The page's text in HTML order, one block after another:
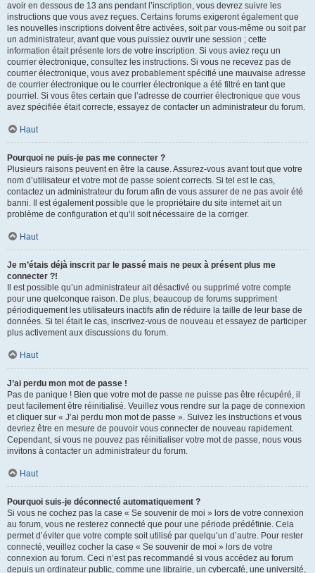
avoir en dessous de 13 ans pendant l’inscription, vous devrez suivre les
instructions que vous avez reçues. Certains forums exigeront également que
les nouvelles inscriptions doivent être activées, soit par vous-même ou soit par
un administrateur, avant que vous puissiez ouvrir une session ; cette
information était présente lors de votre inscription. Si vous aviez reçu un
courrier électronique, consultez les instructions. Si vous ne recevez pas de
courrier électronique, vous avez probablement spécifié une mauvaise adresse
de courrier électronique ou le courrier électronique a été filtré en tant que
pourriel. Si vous êtes certain que l’adresse de courrier électronique que vous
avez spécifiée était correcte, essayez de contacter un administrateur du forum.
Haut
Pourquoi ne puis-je pas me connecter ?
Plusieurs raisons peuvent en être la cause. Assurez-vous avant tout que votre
nom d’utilisateur et votre mot de passe soient corrects. Si tel est le cas,
contactez un administrateur du forum afin de vous assurer de ne pas avoir été
banni. Il est également possible que le propriétaire du site internet ait un
problème de configuration et qu’il soit nécessaire de la corriger.
Haut
Je m’étais déjà inscrit par le passé mais ne peux à présent plus me
connecter ?!
Il est possible qu’un administrateur ait désactivé ou supprimé votre compte
pour une quelconque raison. De plus, beaucoup de forums suppriment
périodiquement les utilisateurs inactifs afin de réduire la taille de leur base de
données. Si tel était le cas, inscrivez-vous de nouveau et essayez de participer
plus activement aux discussions du forum.
Haut
J’ai perdu mon mot de passe !
Pas de panique ! Bien que votre mot de passe ne puisse pas être récupéré, il
peut facilement être réinitialisé. Veuillez vous rendre sur la page de connexion
et cliquer sur « J’ai perdu mon mot de passe ». Suivez les instructions et vous
devriez être en mesure de pouvoir vous connecter de nouveau rapidement.
Cependant, si vous ne pouvez pas réinitialiser votre mot de passe, nous vous
invitons à contacter un administrateur du forum.
Haut
Pourquoi suis-je déconnecté automatiquement ?
Si vous ne cochez pas la case « Se souvenir de moi » lors de votre connexion
au forum, vous ne resterez connecté que pour une période prédéfinie. Cela
permet d’éviter que votre compte soit utilisé par quelqu’un d’autre. Pour rester
connecté, veuillez cocher la case « Se souvenir de moi » lors de votre
connexion au forum. Ceci n’est pas recommandé si vous accédez au forum
depuis un ordinateur public, comme une librairie, un cybercafé, une université,